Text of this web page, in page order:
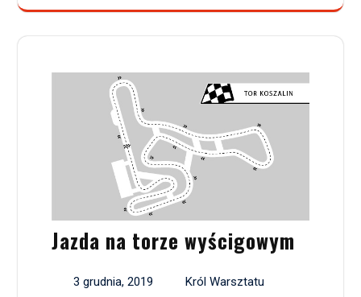
Jazda na torze wyścigowym
3 grudnia, 2019
Król Warsztatu